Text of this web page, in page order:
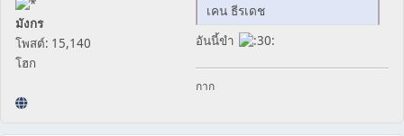
มังกร
โพสต์: 15,140
โฮก
เคน ธีรเดช
อันนี้ขำ
กาก